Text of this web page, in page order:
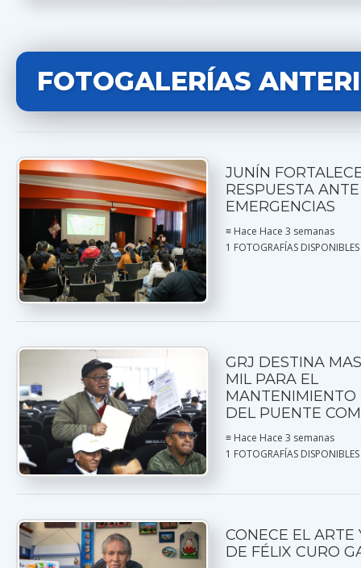
FOTOGALERÍAS
JUNÍN
RESPUESTA ANTE
EMERGENCIAS
≡ Hace Hace 3 semanas
1 FOTOGRAFÍAS DISPONIBLES
GRJ DESTINA
MIL PARA EL
MANTENIMIENTO
DEL PUENTE
≡ Hace Hace 3 semanas
1 FOTOGRAFÍAS DISPONIBLES
CONECE EL ARTE
DE FÉLIX CURO